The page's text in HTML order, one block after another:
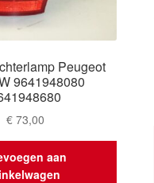
Peugeot
9641948080
€73,00
aan